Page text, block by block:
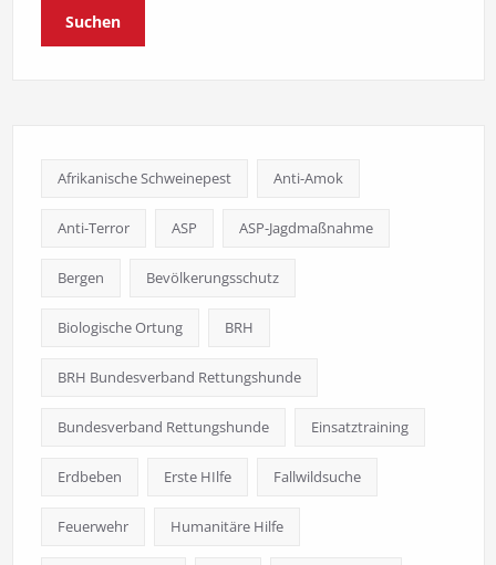
Suchen
Afrikanische Schweinepest Anti-Amok
Anti-Terror ASP ASP-Jagdmaßnahme
Bergen Bevölkerungsschutz
Biologische Ortung BRH
BRH Bundesverband Rettungshunde
Bundesverband Rettungshunde Einsatztraining
Erdbeben Erste HIlfe Fallwildsuche
Feuerwehr Humanitäre Hilfe